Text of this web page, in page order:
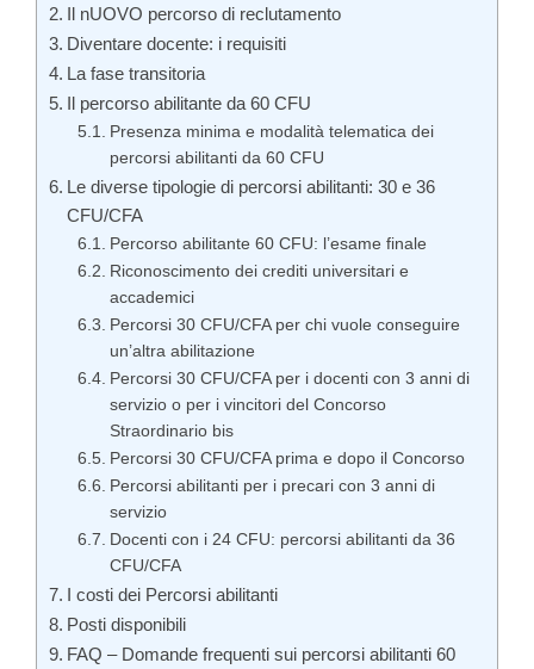
Il nUOVO percorso di reclutamento
Diventare docente: i requisiti
La fase transitoria
Il percorso abilitante da 60 CFU
Presenza minima e modalità telematica dei
percorsi abilitanti da 60 CFU
Le diverse tipologie di percorsi abilitanti: 30 e 36
CFU/CFA
Percorso abilitante 60 CFU: l’esame finale
Riconoscimento dei crediti universitari e
accademici
Percorsi 30 CFU/CFA per chi vuole conseguire
un’altra abilitazione
Percorsi 30 CFU/CFA per i docenti con 3 anni di
servizio o per i vincitori del Concorso
Straordinario bis
Percorsi 30 CFU/CFA prima e dopo il Concorso
Percorsi abilitanti per i precari con 3 anni di
servizio
Docenti con i 24 CFU: percorsi abilitanti da 36
CFU/CFA
I costi dei Percorsi abilitanti
Posti disponibili
FAQ – Domande frequenti sui percorsi abilitanti 60